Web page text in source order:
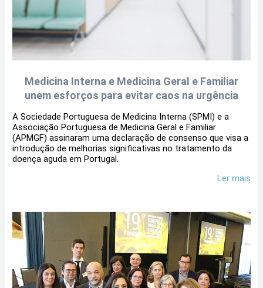
Medicina Interna e Medicina Geral e Familiar
unem esforços para evitar caos na urgência
A Sociedade Portuguesa de Medicina Interna (SPMI) e a
Associação Portuguesa de Medicina Geral e Familiar
(APMGF) assinaram uma declaração de consenso que visa a
introdução de melhorias significativas no tratamento da
doença aguda em Portugal.
Ler mais